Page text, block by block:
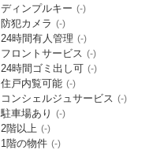
ディンプルキー (-)
防犯カメラ (-)
24時間有人管理 (-)
フロントサービス (-)
24時間ゴミ出し可 (-)
住戸内覧可能 (-)
コンシェルジュサービス (-)
駐車場あり (-)
2階以上 (-)
1階の物件 (-)